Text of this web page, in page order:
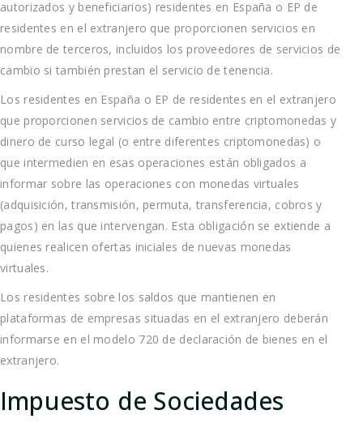
autorizados y beneficiarios) residentes en España o EP de
residentes en el extranjero que proporcionen servicios en
nombre de terceros, incluidos los proveedores de servicios de
cambio si también prestan el servicio de tenencia.
Los residentes en España o EP de residentes en el extranjero
que proporcionen servicios de cambio entre criptomonedas y
dinero de curso legal (o entre diferentes criptomonedas) o
que intermedien en esas operaciones están obligados a
informar sobre las operaciones con monedas virtuales
(adquisición, transmisión, permuta, transferencia, cobros y
pagos) en las que intervengan. Esta obligación se extiende a
quienes realicen ofertas iniciales de nuevas monedas
virtuales.
Los residentes sobre los saldos que mantienen en
plataformas de empresas situadas en el extranjero deberán
informarse en el modelo 720 de declaración de bienes en el
extranjero.
Impuesto de Sociedades